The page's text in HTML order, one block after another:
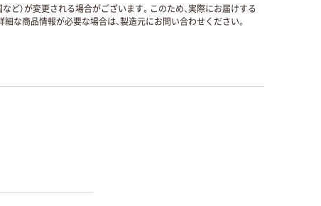
ど）が変更される場合がございます。このため、実際にお届けする
な商品情報が必要な場合は、製造元にお問い合わせください。